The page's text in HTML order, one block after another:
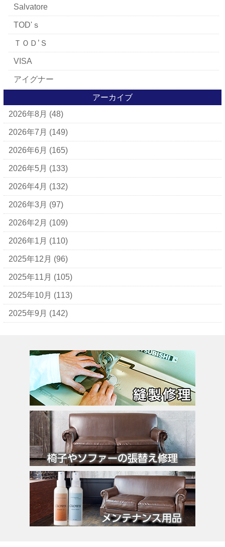
Salvatore
TOD'ｓ
ＴＯＤ’Ｓ
VISA
アイグナー
アパレルブランド
BALLY
ＵＧＧ
アナスイ
アニエスベー
アルマーニ
アレン・エドモンズ
アンナ モリナーリ
イブ・サンローラン
ヴェロ・キーオ
ウンガロ
エヴー
エルメス
カルティエ
カンペール
ギ・ラロッシュ
グッチ
クロエ
クロコラックス
クロムハーツ
コーチ
コールハーン
アーカイブ
2026年8月 (48)
2026年7月 (149)
2026年6月 (165)
2026年5月 (133)
2026年4月 (132)
2026年3月 (97)
2026年2月 (109)
2026年1月 (110)
2025年12月 (96)
2025年11月 (105)
2025年10月 (113)
2025年9月 (142)